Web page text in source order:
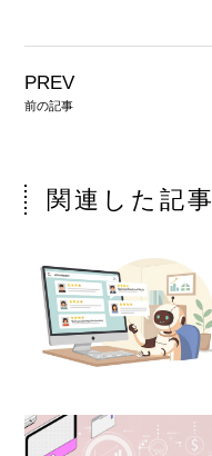
PREV
前の記事
関連した記事